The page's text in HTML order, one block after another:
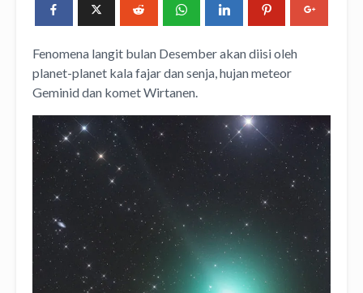
Fenomena langit bulan Desember akan diisi oleh
planet-planet kala fajar dan senja, hujan meteor
Geminid dan komet Wirtanen.